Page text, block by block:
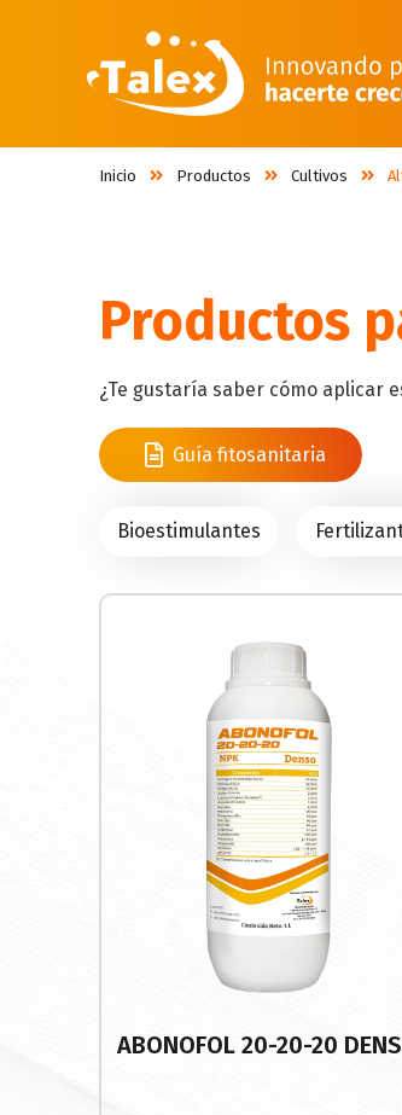
Inicio Productos Cultivos
Productos
¿Te gustaría saber cómo aplicar
Guía fitosanitaria
Bioestimulantes
ABONOFOL 20-20-20